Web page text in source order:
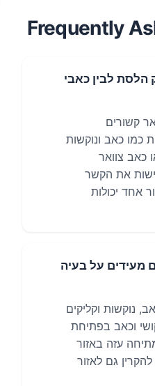
Frequently
הלסת לבין כאבי
קשורים
כמו כאב ונוקשות
כאב צוואר
את הקשר
אחד יכולות
מעידים על בעיה
נוקשות וקליקים
וכאב בפתיחת
עזה באזור
גם לאזור